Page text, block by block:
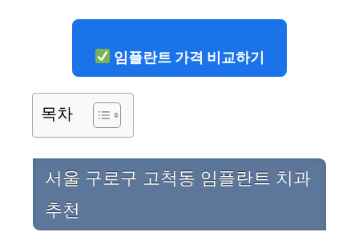
임플란트 가격 비교하기
목차
서울 구로구 고척동 임플란트 치과
추천